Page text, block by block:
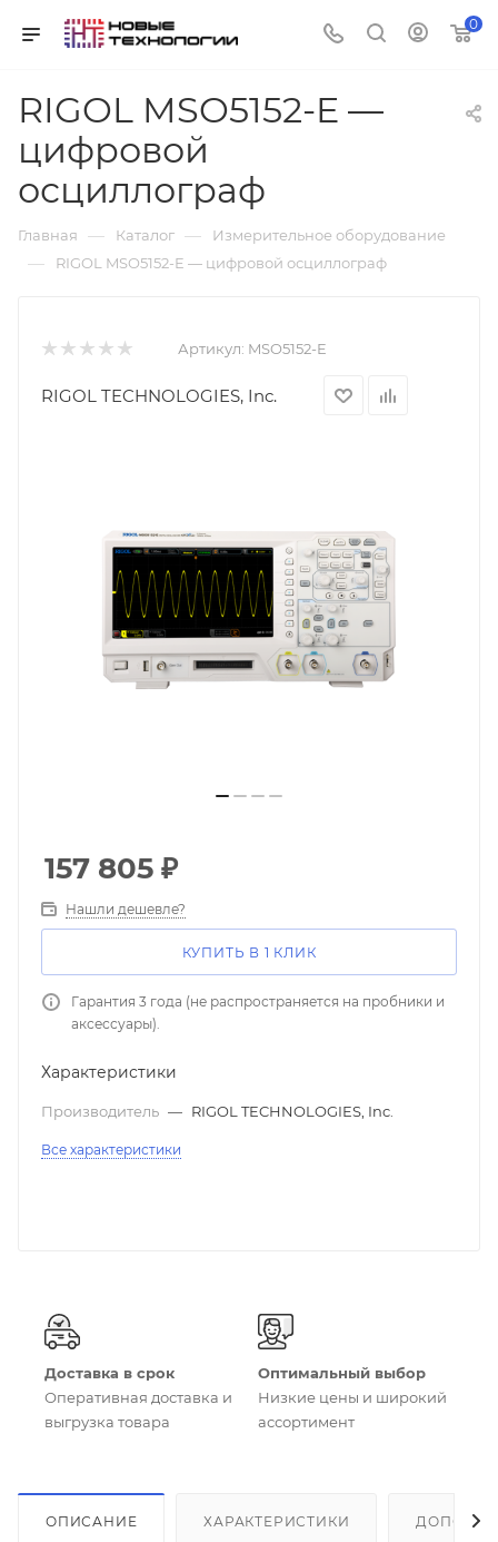
0
RIGOL MSO5152-E —
цифровой
осциллограф
Главная — Каталог — Измерительное оборудование
— RIGOL MSO5152-E — цифровой осциллограф
Артикул: MSO5152-E
RIGOL TECHNOLOGIES, Inc.
157 805 ₽
Нашли дешевле?
КУПИТЬ В 1 КЛИК
Гарантия 3 года (не распространяется на пробники и
аксессуары).
Характеристики
Производитель — RIGOL TECHNOLOGIES, Inc.
Все характеристики
Доставка в срок
Оперативная доставка и
выгрузка товара
Оптимальный выбор
Низкие цены и широкий
ассортимент
ОПИСАНИЕ ХАРАКТЕРИСТИКИ